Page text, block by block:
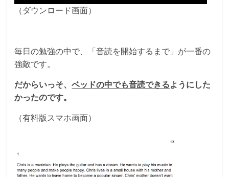
（ダウンロード画面）
毎日の勉強の中で、「音読を開始するまで」が一番の
強敵です。
だからいっそ、ベッドの中でも音読できるようにした
かったのです。
（有料版スマホ画面）